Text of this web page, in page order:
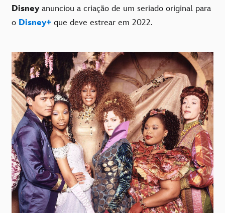
Disney anunciou a criação de um seriado original para
o Disney+ que deve estrear em 2022.